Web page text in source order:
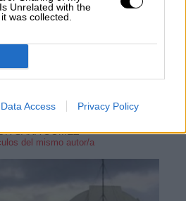
Unrelated with the
was collected.
Data Access Privacy Policy
de abril, elObservatorio de
Globalde Izaña (Tenerife),
Estatal de Meteorología,
récord de la media diaria de
millón). En concreto, fueron
abril.
SARA GÓMEZ
del mismo autor/a